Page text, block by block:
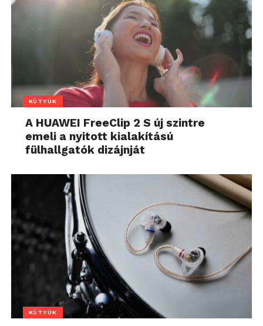
KÜTYÜK
A HUAWEI FreeClip 2 S új szintre
emeli a nyitott kialakítású
fülhallgatók dizájnját
KÜTYÜK